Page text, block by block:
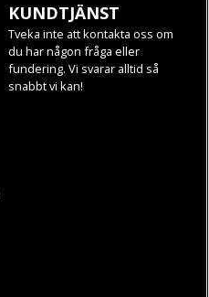
KUNDTJÄNST
Tveka inte att kontakta oss om
du har någon fråga eller
fundering. Vi svarar alltid så
snabbt vi kan!